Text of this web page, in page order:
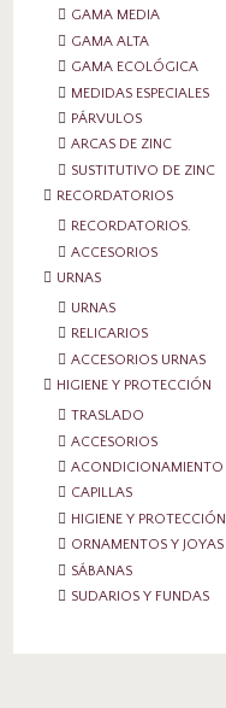
GAMA MEDIA
GAMA ALTA
GAMA ECOLÓGICA
MEDIDAS ESPECIALES
PÁRVULOS
ARCAS DE ZINC
SUSTITUTIVO DE ZINC
RECORDATORIOS
RECORDATORIOS.
ACCESORIOS
URNAS
URNAS
RELICARIOS
ACCESORIOS URNAS
HIGIENE Y PROTECCIÓN
TRASLADO
ACCESORIOS
ACONDICIONAMIENTO
CAPILLAS
HIGIENE Y PROTECCIÓN
ORNAMENTOS Y JOYAS
SÁBANAS
SUDARIOS Y FUNDAS